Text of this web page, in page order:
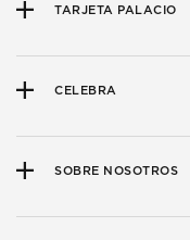
TARJETA PALACIO
CELEBRA
SOBRE NOSOTROS